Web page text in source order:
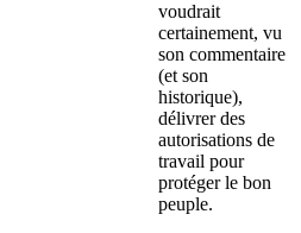
voudrait
certainement, vu
son commentaire
(et son
historique),
délivrer des
autorisations de
travail pour
protéger le bon
peuple.